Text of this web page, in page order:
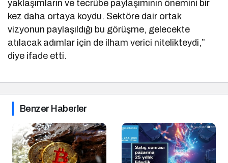
yaklaşımların ve tecrübe paylaşımının önemini bir
kez daha ortaya koydu. Sektöre dair ortak
vizyonun paylaşıldığı bu görüşme, gelecekte
atılacak adımlar için de ilham verici nitelikteydi,”
diye ifade etti.
Benzer Haberler